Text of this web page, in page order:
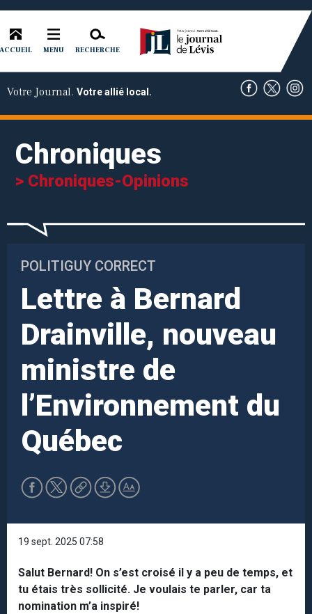
ACCUEIL MENU RECHERCHE
Votre Journal. Votre allié local.
Chroniques
> Chroniques-Opinions
POLITIGUY CORRECT
Lettre à Bernard
Drainville, nouveau
ministre de
l’Environnement du
Québec
19 sept. 2025 07:58
Salut Bernard! On s’est croisé il y a peu de temps, et
tu étais très sollicité. Je voulais te parler, car ta
nomination m’a inspiré!